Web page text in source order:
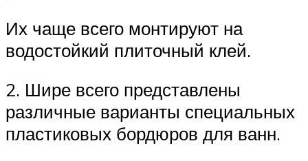
Их чаще всего монтируют на
водостойкий плиточный клей.
2. Шире всего представлены
различные варианты специальных
пластиковых бордюров для ванн.